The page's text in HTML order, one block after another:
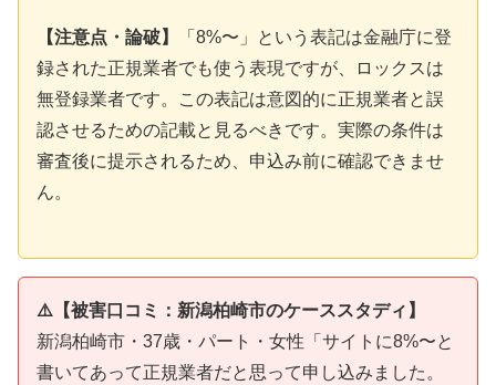
【注意点・論破】
「8%〜」という表記は金融庁に登
録された正規業者でも使う表現ですが、ロックスは
無登録業者です。この表記は意図的に正規業者と誤
認させるための記載と見るべきです。実際の条件は
審査後に提示されるため、申込み前に確認できませ
ん。
⚠️【被害口コミ：新潟柏崎市のケーススタディ】
新潟柏崎市・37歳・パート・女性「サイトに8%〜と
書いてあって正規業者だと思って申し込みました。